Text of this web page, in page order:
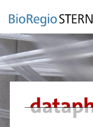
zum
Inhalt